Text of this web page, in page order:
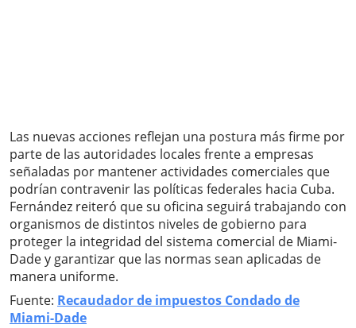
Las nuevas acciones reflejan una postura más firme por
parte de las autoridades locales frente a empresas
señaladas por mantener actividades comerciales que
podrían contravenir las políticas federales hacia Cuba.
Fernández reiteró que su oficina seguirá trabajando con
organismos de distintos niveles de gobierno para
proteger la integridad del sistema comercial de Miami-
Dade y garantizar que las normas sean aplicadas de
manera uniforme.
Fuente: Recaudador de impuestos Condado de
Miami-Dade